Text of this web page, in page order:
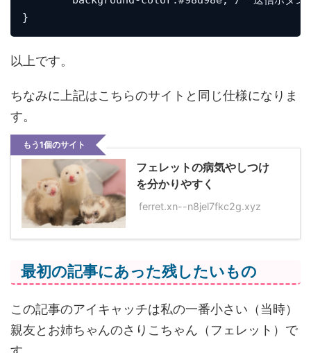
以上です。
ちなみに上記はこちらのサイトと同じ仕様になりま
す。
もう1個のサイト
フェレットの病気やしつけ
を分かりやすく
ferret.xn--n8jel7fkc2g.xyz
最初の記事にあった残したいもの
この記事のアイキャッチは私の一番小さい（当時）
親友とお姉ちゃんのさりこちゃん（フェレット）で